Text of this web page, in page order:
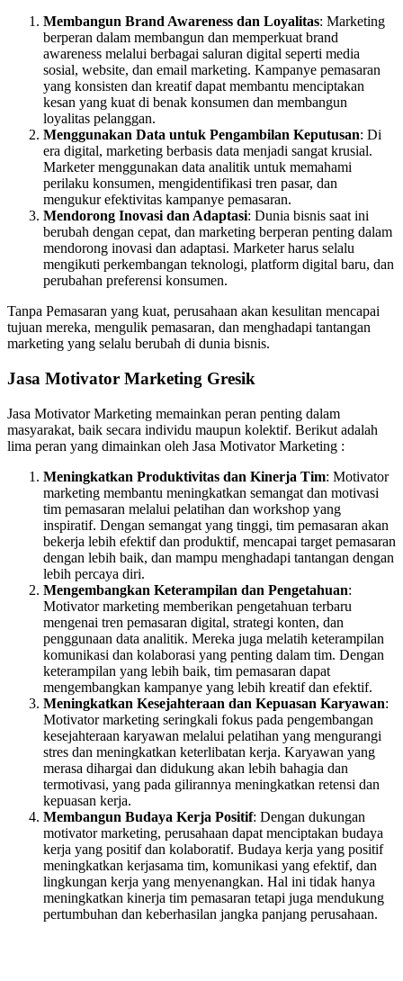
Membangun Brand Awareness dan Loyalitas: Marketing
berperan dalam membangun dan memperkuat brand
awareness melalui berbagai saluran digital seperti media
sosial, website, dan email marketing. Kampanye pemasaran
yang konsisten dan kreatif dapat membantu menciptakan
kesan yang kuat di benak konsumen dan membangun
loyalitas pelanggan.
Menggunakan Data untuk Pengambilan Keputusan: Di
era digital, marketing berbasis data menjadi sangat krusial.
Marketer menggunakan data analitik untuk memahami
perilaku konsumen, mengidentifikasi tren pasar, dan
mengukur efektivitas kampanye pemasaran.
Mendorong Inovasi dan Adaptasi: Dunia bisnis saat ini
berubah dengan cepat, dan marketing berperan penting dalam
mendorong inovasi dan adaptasi. Marketer harus selalu
mengikuti perkembangan teknologi, platform digital baru, dan
perubahan preferensi konsumen.
Tanpa Pemasaran yang kuat, perusahaan akan kesulitan mencapai
tujuan mereka, mengulik pemasaran, dan menghadapi tantangan
marketing yang selalu berubah di dunia bisnis.
Jasa Motivator Marketing Gresik
Jasa Motivator Marketing memainkan peran penting dalam
masyarakat, baik secara individu maupun kolektif. Berikut adalah
lima peran yang dimainkan oleh Jasa Motivator Marketing :
Meningkatkan Produktivitas dan Kinerja Tim: Motivator
marketing membantu meningkatkan semangat dan motivasi
tim pemasaran melalui pelatihan dan workshop yang
inspiratif. Dengan semangat yang tinggi, tim pemasaran akan
bekerja lebih efektif dan produktif, mencapai target pemasaran
dengan lebih baik, dan mampu menghadapi tantangan dengan
lebih percaya diri.
Mengembangkan Keterampilan dan Pengetahuan:
Motivator marketing memberikan pengetahuan terbaru
mengenai tren pemasaran digital, strategi konten, dan
penggunaan data analitik. Mereka juga melatih keterampilan
komunikasi dan kolaborasi yang penting dalam tim. Dengan
keterampilan yang lebih baik, tim pemasaran dapat
mengembangkan kampanye yang lebih kreatif dan efektif.
Meningkatkan Kesejahteraan dan Kepuasan Karyawan:
Motivator marketing seringkali fokus pada pengembangan
kesejahteraan karyawan melalui pelatihan yang mengurangi
stres dan meningkatkan keterlibatan kerja. Karyawan yang
merasa dihargai dan didukung akan lebih bahagia dan
termotivasi, yang pada gilirannya meningkatkan retensi dan
kepuasan kerja.
Membangun Budaya Kerja Positif: Dengan dukungan
motivator marketing, perusahaan dapat menciptakan budaya
kerja yang positif dan kolaboratif. Budaya kerja yang positif
meningkatkan kerjasama tim, komunikasi yang efektif, dan
lingkungan kerja yang menyenangkan. Hal ini tidak hanya
meningkatkan kinerja tim pemasaran tetapi juga mendukung
pertumbuhan dan keberhasilan jangka panjang perusahaan.